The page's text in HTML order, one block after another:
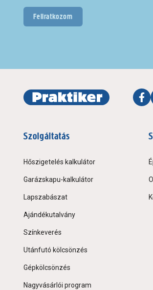
Feliratkozom
Szolgáltatás
Hőszigetelés kalkulátor
Garázskapu-kalkulátor
Lapszabászat
Ajándékutalvány
Színkeverés
Utánfutó kölcsönzés
Gépkölcsönzés
Nagyvásárlói program